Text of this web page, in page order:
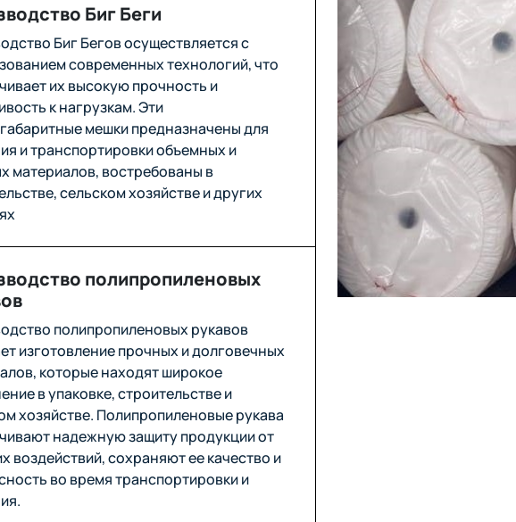
Биг Беги
Биг Бегов осуществляется с
современных технологий, что
их высокую прочность и
к нагрузкам. Эти
мешки предназначены для
и транспортировки объемных и
материалов, востребованы в
сельском хозяйстве и других
полипропиленовых
полипропиленовых рукавов
изготовление прочных и долговечных
которые находят широкое
в упаковке, строительстве и
хозяйстве. Полипропиленовые рукава
надежную защиту продукции от
воздействий, сохраняют ее качество и
во время транспортировки и